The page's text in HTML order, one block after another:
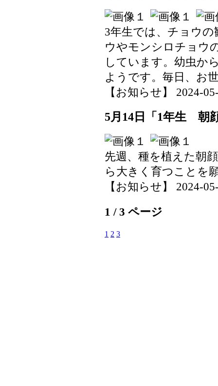
3年生では、チョウ
ウやモンシロチョウ
しています。幼虫か
ようです。毎日、お
【お知らせ】 2024-
5月14日「1年生 朝
先週、種を植えた朝
ら大きく育つことを
【お知らせ】 2024-
1 / 3 ページ
1 2 3